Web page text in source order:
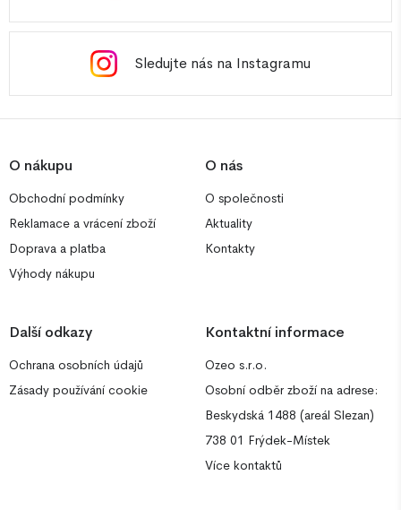
Sledujte nás na Instagramu
O nákupu
Obchodní podmínky
Reklamace a vrácení zboží
Doprava a platba
Výhody nákupu
O nás
O společnosti
Aktuality
Kontakty
Další odkazy
Ochrana osobních údajů
Zásady používání cookie
Kontaktní informace
Ozeo s.r.o.
Osobní odběr zboží na adrese:
Beskydská 1488 (areál Slezan)
738 01 Frýdek-Místek
Více kontaktů